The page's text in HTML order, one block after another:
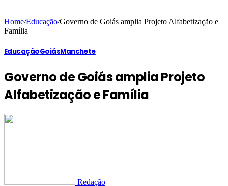
Home/Educação/Governo de Goiás amplia Projeto Alfabetização e
Família
EducaçãoGoiásManchete
Governo de Goiás amplia Projeto
Alfabetização e Família
Redação